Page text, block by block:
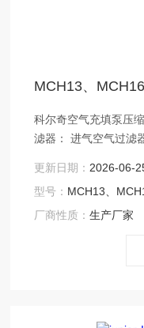
科尔奇空气充填泵压缩机
滤器： 进气空气过滤器需要每隔25小时检查一次，有灰尘
气吹扫过滤器的表面
更新日期： 2026-06-
型号： MCH13、
厂商性质：生产厂家